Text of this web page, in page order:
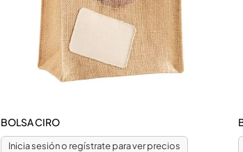
BOLSA CIRO
Inicia sesión o regístrate para ver precios